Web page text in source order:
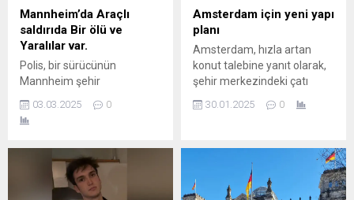
dijital olarak izlenecek.
Parmak izi, yüz tanıma,
pasaport bilgileri gibi veriler...
Mannheim’da Araçlı
saldırıda Bir ölü ve
Yaralılar var.
Polis, bir sürücünün
Mannheim şehir
merkezinde bir grup insanın
üzerine sürdüğünü bildirdi.
En az bir ölü ve çok sayıda
tutuklandı. Almanya’nın bir
kentinde bir araç yine
kalabalığın arasına daldı.
03.03.2025 0
Amsterdam için yeni yapı
planı
Amsterdam, hızla artan
konut talebine yanıt olarak,
şehir merkezindeki çatı
katlarını imara açmayı
planlıyor. Şehirdeki mevcut
4 bin 500 yeni dairenin inşa
edilebileceği ifade ediliyor.
Bu projeyle, konut krizine
30.01.2025 0